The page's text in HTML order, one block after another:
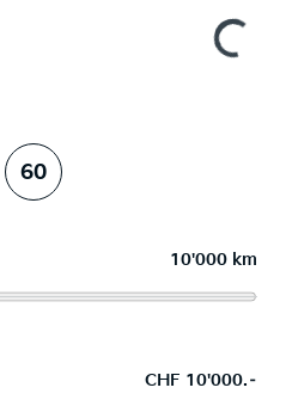
60
10'000 km
CHF 10'000.–